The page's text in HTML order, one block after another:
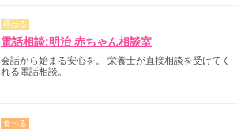
尋ねる
電話相談:明治 赤ちゃん相談室
会話から始まる安心を。 栄養士が直接相談を受けてく
れる電話相談。
食べる